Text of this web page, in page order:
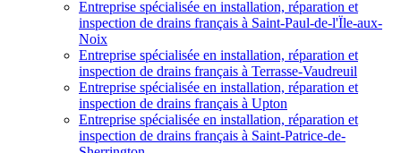
Entreprise spécialisée en installation, réparation et
inspection de drains français à Saint-Paul-de-l'Ïle-aux-
Noix
Entreprise spécialisée en installation, réparation et
inspection de drains français à Terrasse-Vaudreuil
Entreprise spécialisée en installation, réparation et
inspection de drains français à Upton
Entreprise spécialisée en installation, réparation et
inspection de drains français à Saint-Patrice-de-